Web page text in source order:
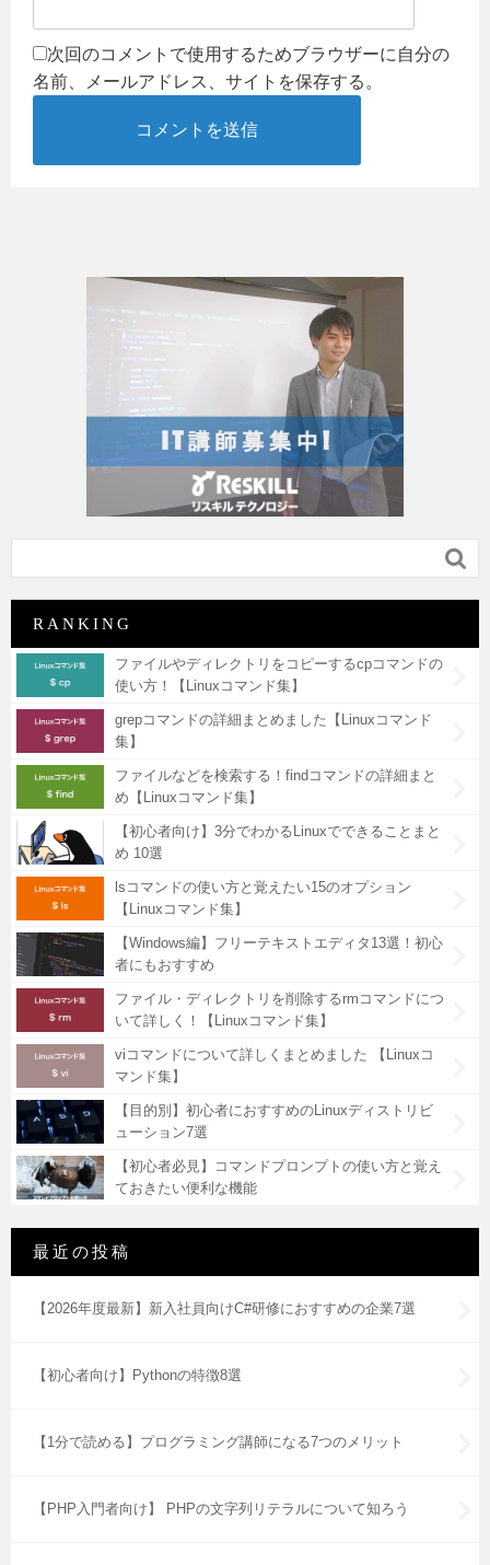
次回のコメントで使用するためブラウザーに自分の
名前、メールアドレス、サイトを保存する。

RANKING
ファイルやディレクトリをコピーするcpコマンドの
使い方！【Linuxコマンド集】
grepコマンドの詳細まとめました【Linuxコマンド
集】
ファイルなどを検索する！findコマンドの詳細まと
め【Linuxコマンド集】
【初心者向け】3分でわかるLinuxでできることまと
め 10選
lsコマンドの使い方と覚えたい15のオプション
【Linuxコマンド集】
【Windows編】フリーテキストエディタ13選！初心
者にもおすすめ
ファイル・ディレクトリを削除するrmコマンドにつ
いて詳しく！【Linuxコマンド集】
viコマンドについて詳しくまとめました 【Linuxコ
マンド集】
【目的別】初心者におすすめのLinuxディストリビ
ューション7選
【初心者必見】コマンドプロンプトの使い方と覚え
ておきたい便利な機能
最近の投稿
【2026年度最新】新入社員向けC#研修におすすめの企業7選
【初心者向け】Pythonの特徴8選
【1分で読める】プログラミング講師になる7つのメリット
【PHP入門者向け】 PHPの文字列リテラルについて知ろう